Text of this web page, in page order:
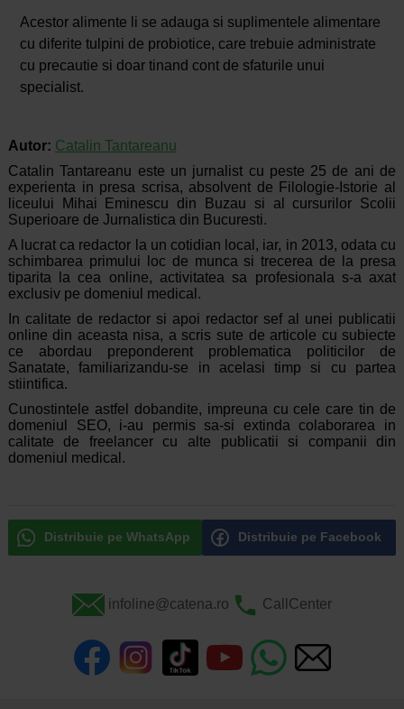
Acestor alimente li se adauga si suplimentele alimentare
cu diferite tulpini de probiotice, care trebuie administrate
cu precautie si doar tinand cont de sfaturile unui
specialist.
Autor: Catalin Tantareanu
Catalin Tantareanu este un jurnalist cu peste 25 de ani de
experienta in presa scrisa, absolvent de Filologie-Istorie al
liceului Mihai Eminescu din Buzau si al cursurilor Scolii
Superioare de Jurnalistica din Bucuresti.
A lucrat ca redactor la un cotidian local, iar, in 2013, odata cu
schimbarea primului loc de munca si trecerea de la presa
tiparita la cea online, activitatea sa profesionala s-a axat
exclusiv pe domeniul medical.
In calitate de redactor si apoi redactor sef al unei publicatii
online din aceasta nisa, a scris sute de articole cu subiecte
ce abordau preponderent problematica politicilor de
Sanatate, familiarizandu-se in acelasi timp si cu partea
stiintifica.
Cunostintele astfel dobandite, impreuna cu cele care tin de
domeniul SEO, i-au permis sa-si extinda colaborarea in
calitate de freelancer cu alte publicatii si companii din
domeniul medical.
Distribuie pe WhatsApp Distribuie pe Facebook
infoline@catena.ro CallCenter